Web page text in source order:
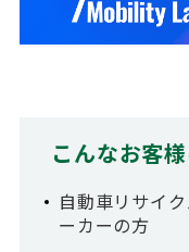
こんなお客
自動車リサイ
ーカーの方